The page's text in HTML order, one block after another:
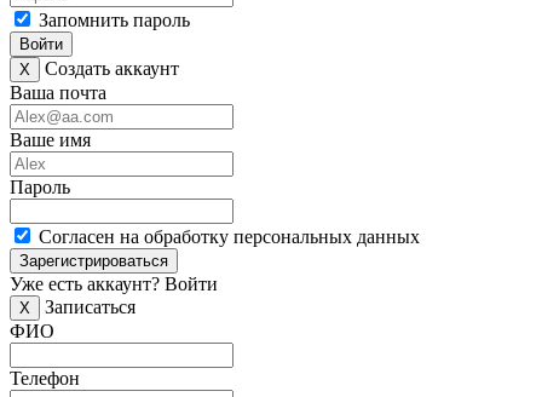
Запомнить пароль
Войти
X
Создать аккаунт
Ваша почта
Ваше имя
Пароль
Согласен на обработку персональных данных
Зарегистрироваться
Уже есть аккаунт? Войти
X
Записаться
ФИО
Телефон